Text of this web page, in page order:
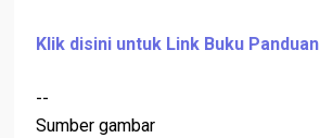
Klik disini untuk Link Buku Panduan
--
Sumber gambar